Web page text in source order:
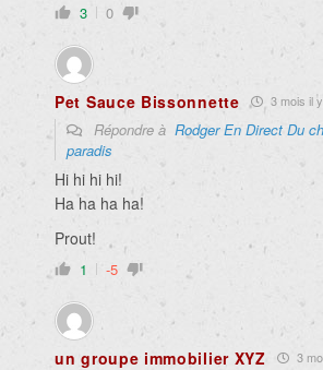
3 0
Pet Sauce Bissonnette 3 mois il
Répondre à Rodger En Direct Du
paradis
Hi hi hi hi!
Ha ha ha ha!
Prout!
1 -5
un groupe immobilier XYZ 3